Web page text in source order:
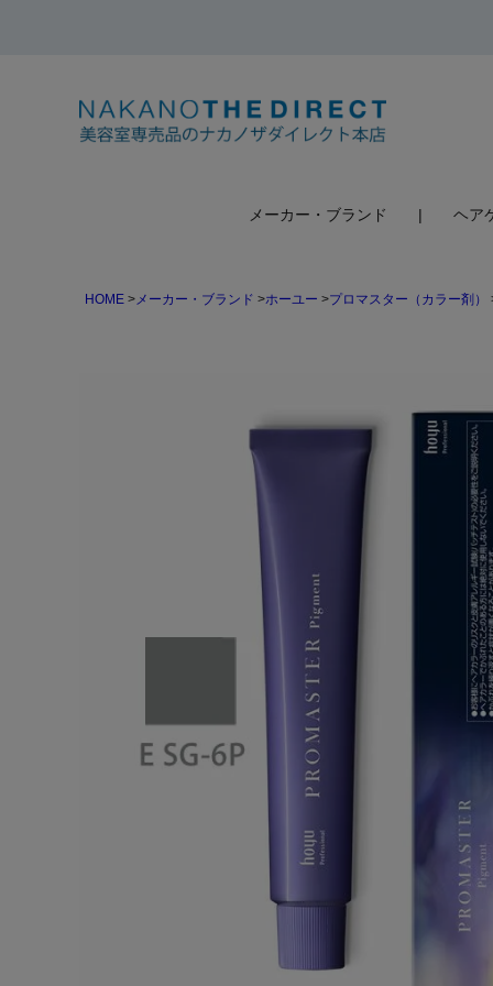
メーカー・ブランド ヘア
HOME メーカー・ブランド ホーユー プロマスター（カラー剤）